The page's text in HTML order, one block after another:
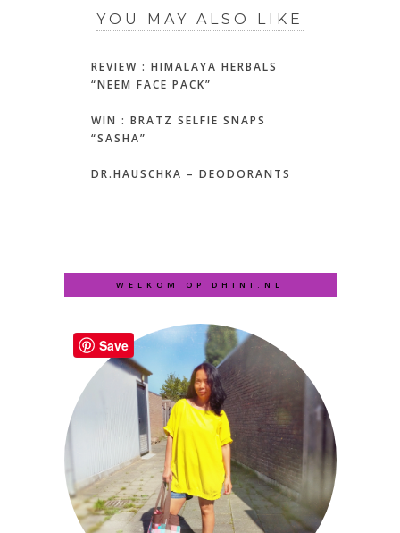
YOU MAY ALSO LIKE
REVIEW : HIMALAYA HERBALS
“NEEM FACE PACK”
WIN : BRATZ SELFIE SNAPS
“SASHA”
DR.HAUSCHKA – DEODORANTS
WELKOM OP DHINI.NL
Save